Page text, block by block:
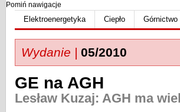
Pomiń nawigacje
Elektroenergetyka Ciepło Górnictwo
Wydanie | 05/2010
GE na AGH
Lesław Kuzaj: AGH ma